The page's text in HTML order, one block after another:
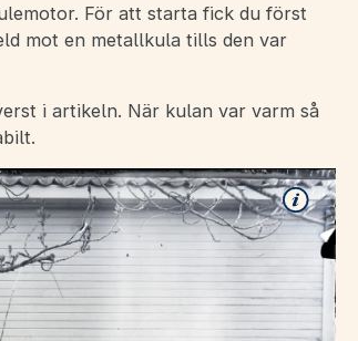
För att starta fick du först
mot en metallkula tills den var
i artikeln. När kulan var varm så